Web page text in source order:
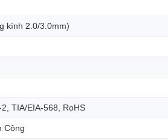
kính 2.0/3.0mm)
TIA/EIA-568, RoHS
Công